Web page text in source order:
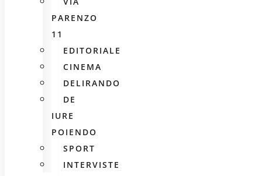
PARENZO
11
EDITORIALE
CINEMA
DELIRANDO
DE
IURE
POIENDO
SPORT
INTERVISTE